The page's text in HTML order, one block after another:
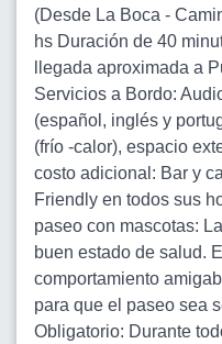
(Desde La Boca -
hs Duración de 40
llegada aproximada a
Servicios a Bordo:
(español, inglés y
(frío -calor), espacio
costo adicional: Bar y
Friendly en todos sus
paseo con mascotas:
buen estado de salud.
comportamiento
para que el paseo sea
Obligatorio: Durante